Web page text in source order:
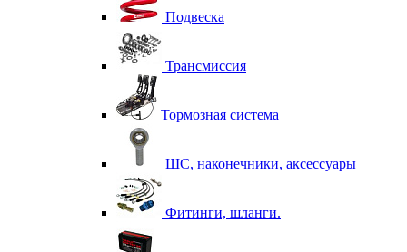
Подвеска
Трансмиссия
Тормозная система
ШС, наконечники, аксессуары
Фитинги, шланги.